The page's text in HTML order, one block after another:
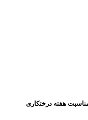
هفته درختکاری